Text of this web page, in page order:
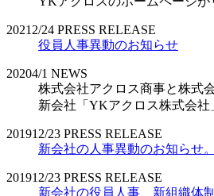
2021 2/24 PRESS RELEASE
役員人事異動のお知らせ
20204/1 NEWS
株式会社アクロス商事と株式
新会社「YKアクロス株式会社
201912/23 PRESS RELEASE
新会社の人事異動のお知らせ。
201912/23 PRESS RELEASE
新会社の役員人事、新組織体